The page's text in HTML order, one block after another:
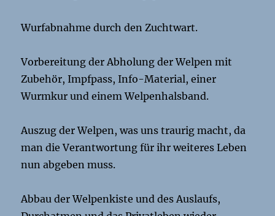
Wurfabnahme durch den Zuchtwart.
Vorbereitung der Abholung der Welpen mit
Zubehör, Impfpass, Info-Material, einer
Wurmkur und einem Welpenhalsband.
Auszug der Welpen, was uns traurig macht, da
man die Verantwortung für ihr weiteres Leben
nun abgeben muss.
Abbau der Welpenkiste und des Auslaufs,